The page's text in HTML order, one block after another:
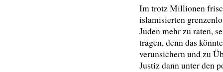
Im trotz Millionen
islamisierten
Juden mehr zu raten,
tragen, denn das
verunsichern und zu
Justiz dann unter den